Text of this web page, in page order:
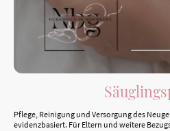
Pflege, Reinigung und Versorgung des
evidenzbasiert. Für Eltern und weitere